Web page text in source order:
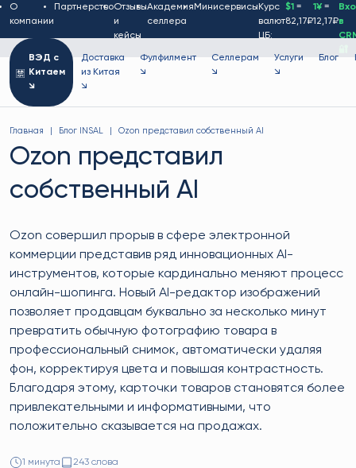
О
компании
ПартнерствоОтзывы
и
кейсы
Академия
селлера
Минисервисы Курс
валют
ЦБ:
$1 =
82,17₽
1¥=
12,17₽в
ВЭД с
Китаем
↘
Доставка
из Китая
↘
Фулфилмент
↘
Селлерам
↘
Услуги
↘
Блог
Главная Блог INSAL Ozon представил собственный AI
Ozon представил
собственный AI
Ozon совершил прорыв в сфере электронной
коммерции представив ряд инновационных AI-
инструментов, которые кардинально меняют процесс
онлайн-шопинга. Новый AI-редактор изображений
позволяет продавцам буквально за несколько минут
превратить обычную фотографию товара в
профессиональный снимок, автоматически удаляя
фон, корректируя цвета и повышая контрастность.
Благодаря этому, карточки товаров становятся более
привлекательными и информативными, что
положительно сказывается на продажах.
1 минута 243 слова